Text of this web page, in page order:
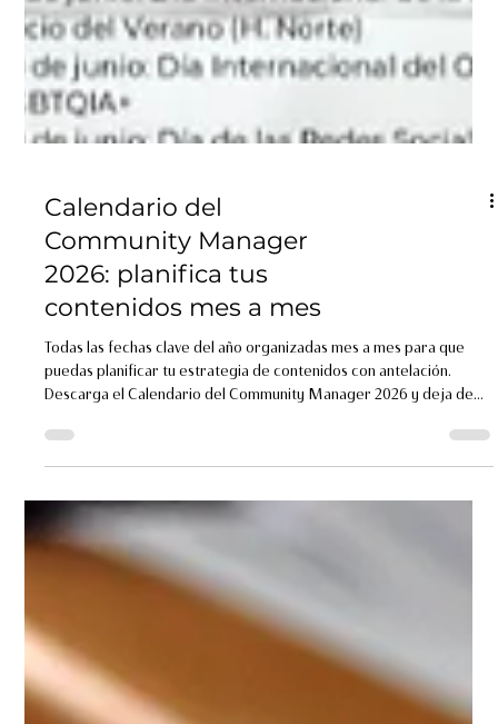
Calendario del
Community Manager
2026: planifica tus
contenidos mes a mes
Todas las fechas clave del año organizadas mes a mes para que
puedas planificar tu estrategia de contenidos con antelación.
Descarga el Calendario del Community Manager 2026 y deja de